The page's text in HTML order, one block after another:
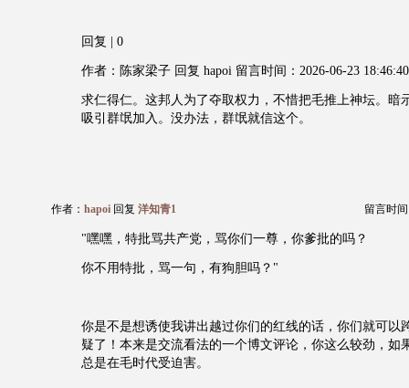
回复 | 0
作者：陈家梁子 回复 hapoi 留言时间：2026-06-23 18:46:40
求仁得仁。这邦人为了夺取权力，不惜把毛推上神坛。暗
吸引群氓加入。没办法，群氓就信这个。
作者： hapoi 回复 洋知青1 留言时间
"嘿嘿，特批骂共产党，骂你们一尊，你爹批的吗？
你不用特批，骂一句，有狗胆吗？"
你是不是想诱使我讲出越过你们的红线的话，你们就可以
疑了！本来是交流看法的一个博文评论，你这么较劲，如
总是在毛时代受迫害。